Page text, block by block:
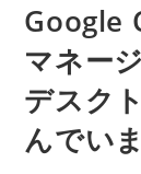
Google
マネー
デスク
んでい